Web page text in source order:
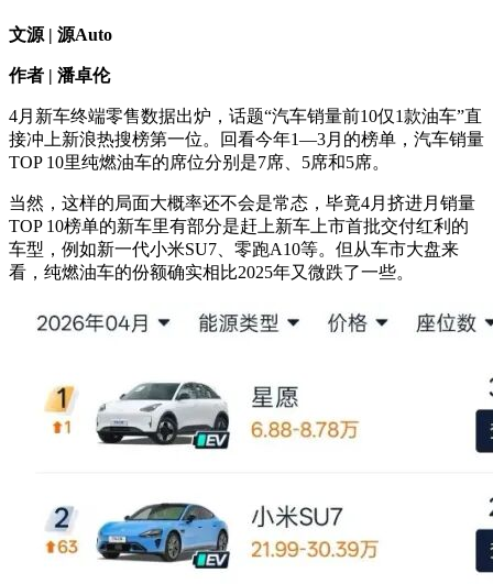
文源 | 源Auto
作者 | 潘卓伦
4月新车终端零售数据出炉，话题“汽车销量前10仅1款油车”直
接冲上新浪热搜榜第一位。回看今年1—3月的榜单，汽车销量
TOP 10里纯燃油车的席位分别是7席、5席和5席。
当然，这样的局面大概率还不会是常态，毕竟4月挤进月销量
TOP 10榜单的新车里有部分是赶上新车上市首批交付红利的
车型，例如新一代小米SU7、零跑A10等。但从车市大盘来
看，纯燃油车的份额确实相比2025年又微跌了一些。